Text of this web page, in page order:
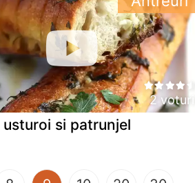
2 voturi
usturoi si patrunjel